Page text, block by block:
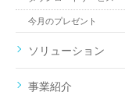
今月のプレゼント
ソリューション
事業紹介